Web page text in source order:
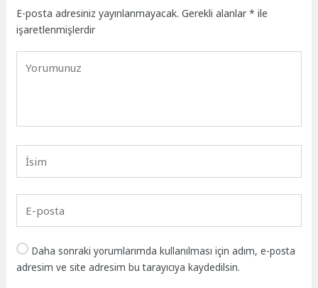
E-posta adresiniz yayınlanmayacak. Gerekli alanlar* ile
işaretlenmişlerdir
Daha sonraki yorumlarımda kullanılması için adım, e-posta
adresim ve site adresim bu tarayıcıya kaydedilsin.